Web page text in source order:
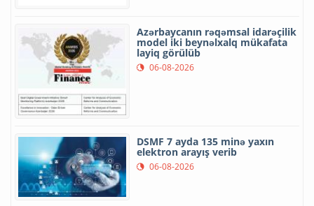
Azərbaycanın rəqəmsal idarəçilik
model iki beynəlxalq mükafata
layiq görülüb
06-08-2026
DSMF 7 ayda 135 minə yaxın
elektron arayış verib
06-08-2026